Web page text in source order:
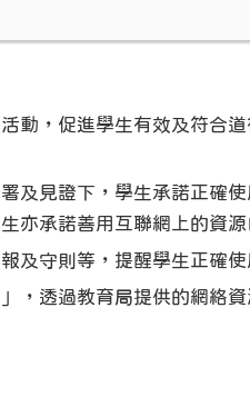
動，促進學生有效及符合
及見證下，學生承諾正確
亦承諾善用互聯網上的資源
及守則等，提醒學生正確使
」，透過教育局提供的網絡資